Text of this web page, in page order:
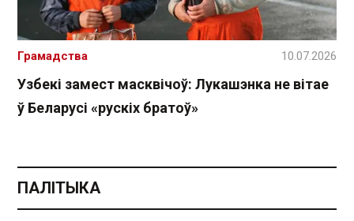
Узбекі замест масквічоў: Лукашэнка не вітае
ў Беларусі «рускіх братоў»
Грамадства 10.07.2026
ПАЛІТЫКА